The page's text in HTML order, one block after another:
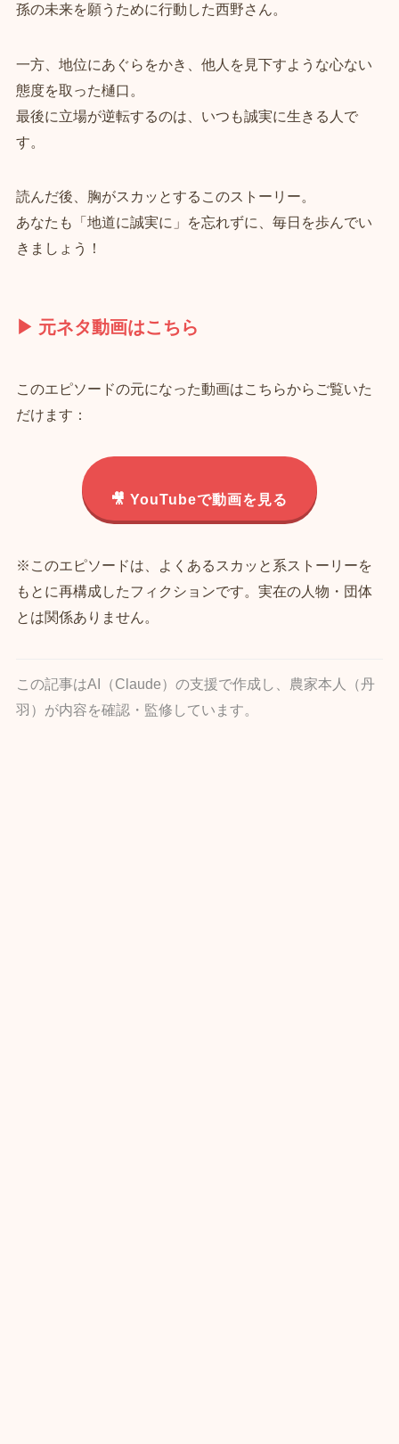
孫の未来を願うために行動した西野さん。
一方、地位にあぐらをかき、他人を見下すような心ない
態度を取った樋口。
最後に立場が逆転するのは、いつも誠実に生きる人で
す。
読んだ後、胸がスカッとするこのストーリー。
あなたも「地道に誠実に」を忘れずに、毎日を歩んでい
きましょう！
▶ 元ネタ動画はこちら
このエピソードの元になった動画はこちらからご覧いた
だけます：
🎥 YouTubeで動画を見る
※このエピソードは、よくあるスカッと系ストーリーを
もとに再構成したフィクションです。実在の人物・団体
とは関係ありません。
この記事はAI（Claude）の支援で作成し、農家本人（丹
羽）が内容を確認・監修しています。